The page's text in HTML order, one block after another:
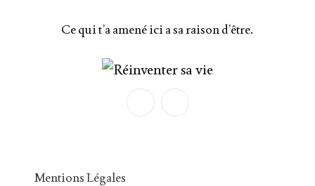
Ce qui t’a amené ici a sa raison d’être.
Mentions Légales